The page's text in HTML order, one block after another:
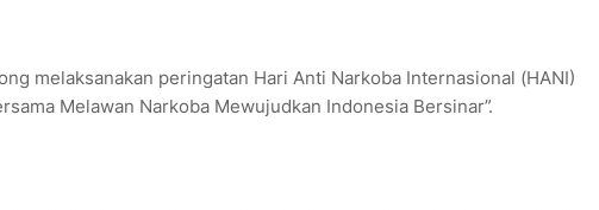
melaksanakan peringatan Hari Anti Narkoba Internasional (HANI)
Melawan Narkoba Mewujudkan Indonesia Bersinar”.